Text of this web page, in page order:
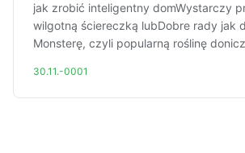
jak zrobić inteligentny domWystarczy
wilgotną ściereczką lubDobre rady jak
Monsterę, czyli popularną roślinę
30.11.-0001